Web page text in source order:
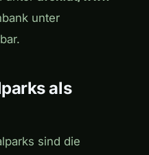
unter
als
sind die